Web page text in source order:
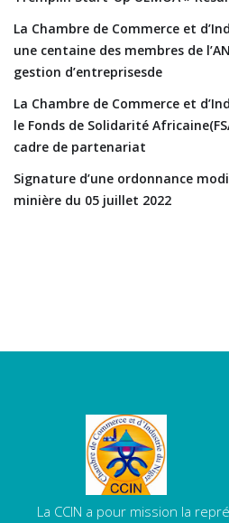
La Chambre de Commerce et
une centaine des membres de
gestion d’entreprisesde
La Chambre de Commerce et
le Fonds de Solidarité
cadre de partenariat
Signature d’une ordonnance
minière du 05 juillet 2022
La CCIN a pour mission la